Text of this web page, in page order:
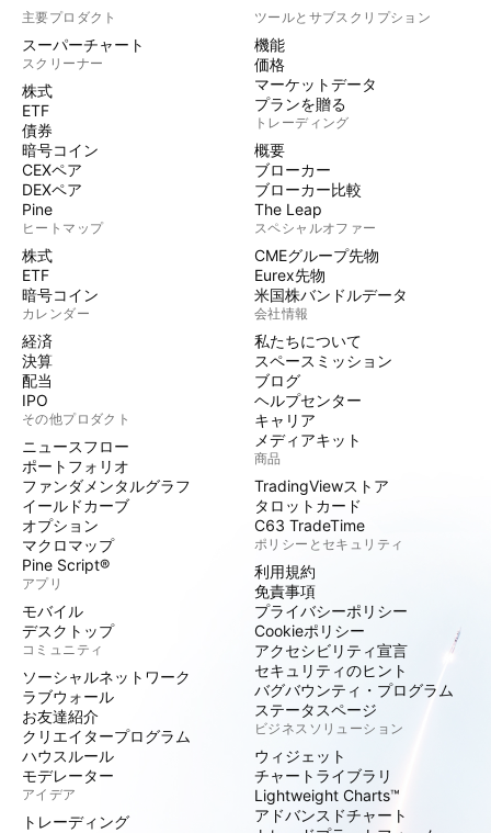
主要プロダクト
スーパーチャート
スクリーナー
株式
ETF
債券
暗号コイン
CEXペア
DEXペア
Pine
ヒートマップ
株式
ETF
暗号コイン
カレンダー
経済
決算
配当
IPO
その他プロダクト
ニュースフロー
ポートフォリオ
ファンダメンタルグラフ
イールドカーブ
オプション
マクロマップ
Pine Script®
アプリ
モバイル
デスクトップ
コミュニティ
ソーシャルネットワーク
ラブウォール
お友達紹介
クリエイタープログラム
ハウスルール
モデレーター
アイデア
トレーディング
ツールとサブスクリプション
機能
価格
マーケットデータ
プランを贈る
トレーディング
概要
ブローカー
ブローカー比較
The Leap
スペシャルオファー
CMEグループ先物
Eurex先物
米国株バンドルデータ
会社情報
私たちについて
スペースミッション
ブログ
ヘルプセンター
キャリア
メディアキット
商品
TradingViewストア
タロットカード
C63 TradeTime
ポリシーとセキュリティ
利用規約
免責事項
プライバシーポリシー
Cookieポリシー
アクセシビリティ宣言
セキュリティのヒント
バグバウンティ・プログラム
ステータスページ
ビジネスソリューション
ウィジェット
チャートライブラリ
Lightweight Charts™
アドバンスドチャート